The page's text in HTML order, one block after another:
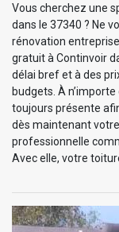
Vous cherchez une
dans le 37340 ? Ne
rénovation
gratuit à Continvoir
délai bref et à des
budgets. À
toujours présente
dès maintenant
professionnelle
Avec elle, votre